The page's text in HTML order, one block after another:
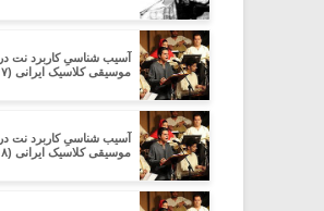
آسیب شناسیِ کاربرد نت در
موسیقی کلاسیک ایرانی (۱۷)
آسیب شناسیِ کاربرد نت در
موسیقی کلاسیک ایرانی (۱۸)